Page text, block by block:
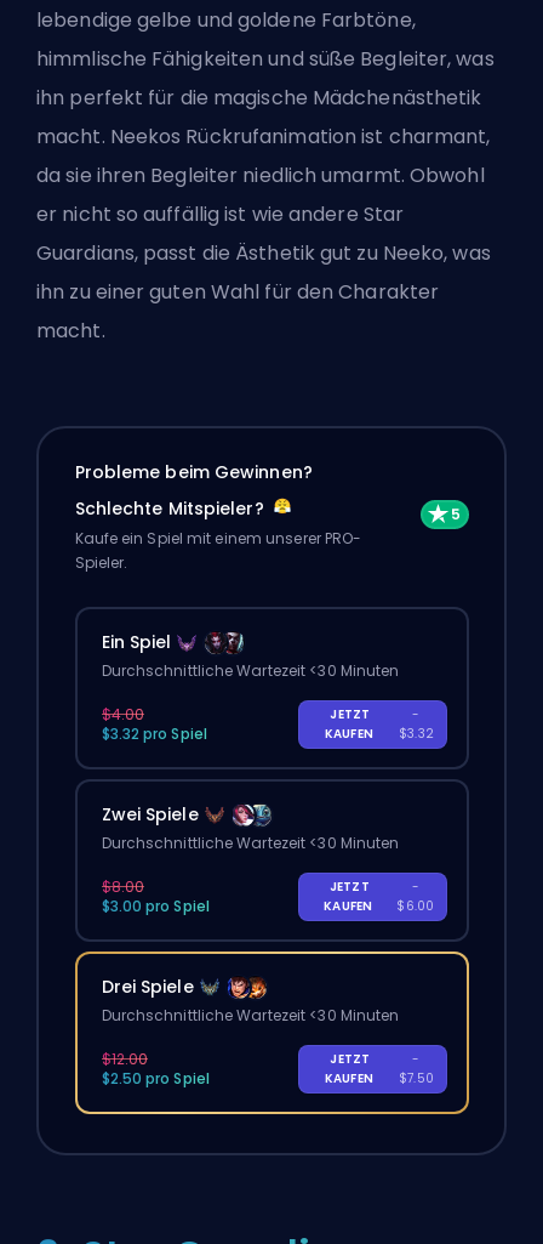
lebendige gelbe und goldene Farbtöne,
himmlische Fähigkeiten und süße Begleiter, was
ihn perfekt für die magische Mädchenästhetik
macht. Neekos Rückrufanimation ist charmant,
da sie ihren Begleiter niedlich umarmt. Obwohl
er nicht so auffällig ist wie andere Star
Guardians, passt die Ästhetik gut zu Neeko, was
ihn zu einer guten Wahl für den Charakter
macht.
Probleme beim Gewinnen?
Schlechte Mitspieler?
Kaufe ein Spiel mit einem unserer PRO-
Spieler.
Ein Spiel
Durchschnittliche Wartezeit <30 Minuten
$4.00
$3.32 pro Spiel
JETZT
KAUFEN
-
$3.32
Zwei Spiele
Durchschnittliche Wartezeit <30 Minuten
$8.00
$3.00 pro Spiel
JETZT
KAUFEN
-
$6.00
Drei Spiele
Durchschnittliche Wartezeit <30 Minuten
$12.00
$2.50 pro Spiel
JETZT
KAUFEN
-
$7.50